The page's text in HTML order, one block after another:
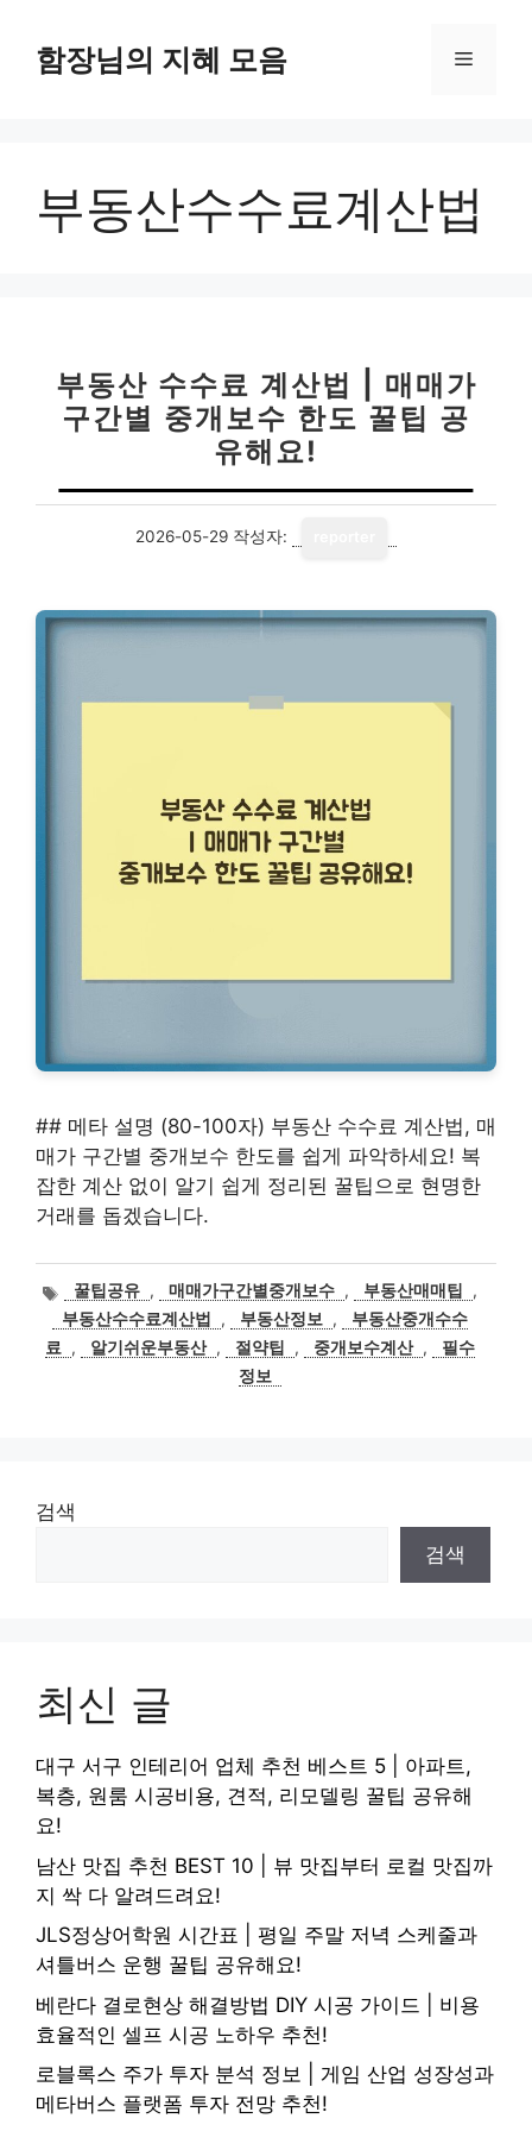
함장님의 지혜 모음 메
부동산수수료계산법
부동산 수수료 계산법 | 매매가
구간별 중개보수 한도 꿀팁 공
유해요!
2026-05-29 작성자:
## 메타 설명 (80-100자) 부동산 수수료 계산법, 매
매가 구간별 중개보수 한도를 쉽게 파악하세요! 복
잡한 계산 없이 알기 쉽게 정리된 꿀팁으로 현명한
거래를 돕겠습니다.
태
그
꿀팁공유 , 매매가구간별중개보수 , 부동산매매팁
,
부동산수수료계산법
, 부동산정보 ,
부동산중개수수
료
, 알기쉬운부동산 , 절약팁 , 중개보수계산 ,
필수
정보
검색
검색
최신 글
대구 서구 인테리어 업체 추천 베스트 5 | 아파트,
복층, 원룸 시공비용, 견적, 리모델링 꿀팁 공유해
요!
남산 맛집 추천 BEST 10 | 뷰 맛집부터 로컬 맛집까
지 싹 다 알려드려요!
JLS정상어학원 시간표 | 평일 주말 저녁 스케줄과
셔틀버스 운행 꿀팁 공유해요!
베란다 결로현상 해결방법 DIY 시공 가이드 | 비용
효율적인 셀프 시공 노하우 추천!
로블록스 주가 투자 분석 정보 | 게임 산업 성장성과
메타버스 플랫폼 투자 전망 추천!